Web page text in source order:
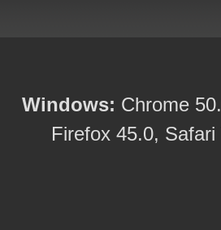
Windows: Chrome
Firefox 45.0,